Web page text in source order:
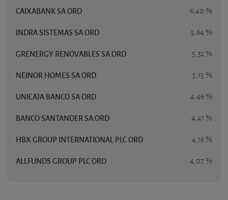
CAIXABANK SA ORD 6,40 %
INDRA SISTEMAS SA ORD 5,64 %
GRENERGY RENOVABLES SA ORD 5,32 %
NEINOR HOMES SA ORD 5,15 %
UNICAJA BANCO SA ORD 4,46 %
BANCO SANTANDER SA ORD 4,41 %
HBX GROUP INTERNATIONAL PLC ORD 4,16 %
ALLFUNDS GROUP PLC ORD 4,07 %